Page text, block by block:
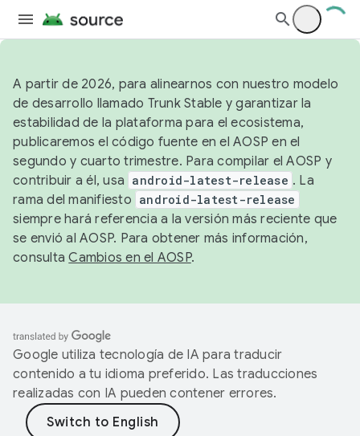
A partir de 2026, para alinearnos con nuestro modelo
de desarrollo llamado Trunk Stable y garantizar la
estabilidad de la plataforma para el ecosistema,
publicaremos el código fuente en el AOSP en el
segundo y cuarto trimestre. Para compilar el AOSP y
contribuir a él, usa android-latest-release . La
rama del manifiesto android-latest-release
siempre hará referencia a la versión más reciente que
se envió al AOSP. Para obtener más información,
consultaCambios en el AOSP.
Google utiliza tecnología de IA para traducir
contenido a tu idioma preferido. Las traducciones
realizadas con IA pueden contener errores.